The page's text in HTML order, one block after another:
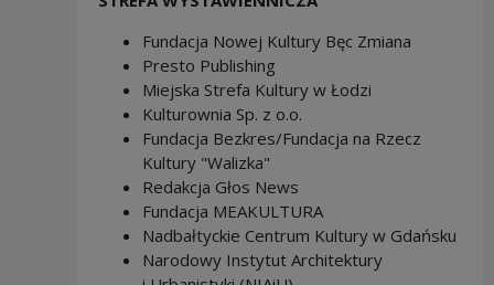
Fundacja Nowej Kultury Bęc Zmiana
Presto Publishing
Miejska Strefa Kultury w Łodzi
Kulturownia Sp. z o.o.
Fundacja Bezkres/Fundacja na Rzecz
Kultury "Walizka"
Redakcja Głos News
Fundacja MEAKULTURA
Nadbałtyckie Centrum Kultury w Gdańsku
Narodowy Instytut Architektury